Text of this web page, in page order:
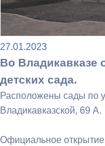
27.01.2023
Во Владикавказе
детских сада.
Расположены сады по
Владикавказской, 69 А.
Официальное